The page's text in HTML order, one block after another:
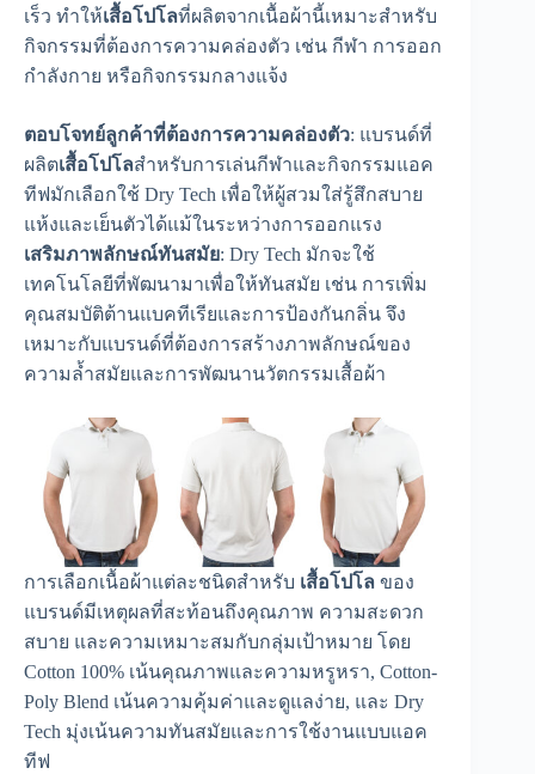
เร็ว ทำให้เสื้อโปโลที่ผลิตจากเนื้อผ้านี้เหมาะสำหรับ
กิจกรรมที่ต้องการความคล่องตัว เช่น กีฬา การออก
กำลังกาย หรือกิจกรรมกลางแจ้ง
ตอบโจทย์ลูกค้าที่ต้องการความคล่องตัว: แบรนด์ที่
ผลิตเสื้อโปโลสำหรับการเล่นกีฬาและกิจกรรมแอค
ทีฟมักเลือกใช้ Dry Tech เพื่อให้ผู้สวมใส่รู้สึกสบาย
แห้งและเย็นตัวได้แม้ในระหว่างการออกแรง
เสริมภาพลักษณ์ทันสมัย: Dry Tech มักจะใช้
เทคโนโลยีที่พัฒนามาเพื่อให้ทันสมัย เช่น การเพิ่ม
คุณสมบัติต้านแบคทีเรียและการป้องกันกลิ่น จึง
เหมาะกับแบรนด์ที่ต้องการสร้างภาพลักษณ์ของ
ความล้ำสมัยและการพัฒนานวัตกรรมเสื้อผ้า
การเลือกเนื้อผ้าแต่ละชนิดสำหรับ เสื้อโปโล ของ
แบรนด์มีเหตุผลที่สะท้อนถึงคุณภาพ ความสะดวก
สบาย และความเหมาะสมกับกลุ่มเป้าหมาย โดย
Cotton 100% เน้นคุณภาพและความหรูหรา, Cotton-
Poly Blend เน้นความคุ้มค่าและดูแลง่าย, และ Dry
Tech มุ่งเน้นความทันสมัยและการใช้งานแบบแอค
ทีฟ